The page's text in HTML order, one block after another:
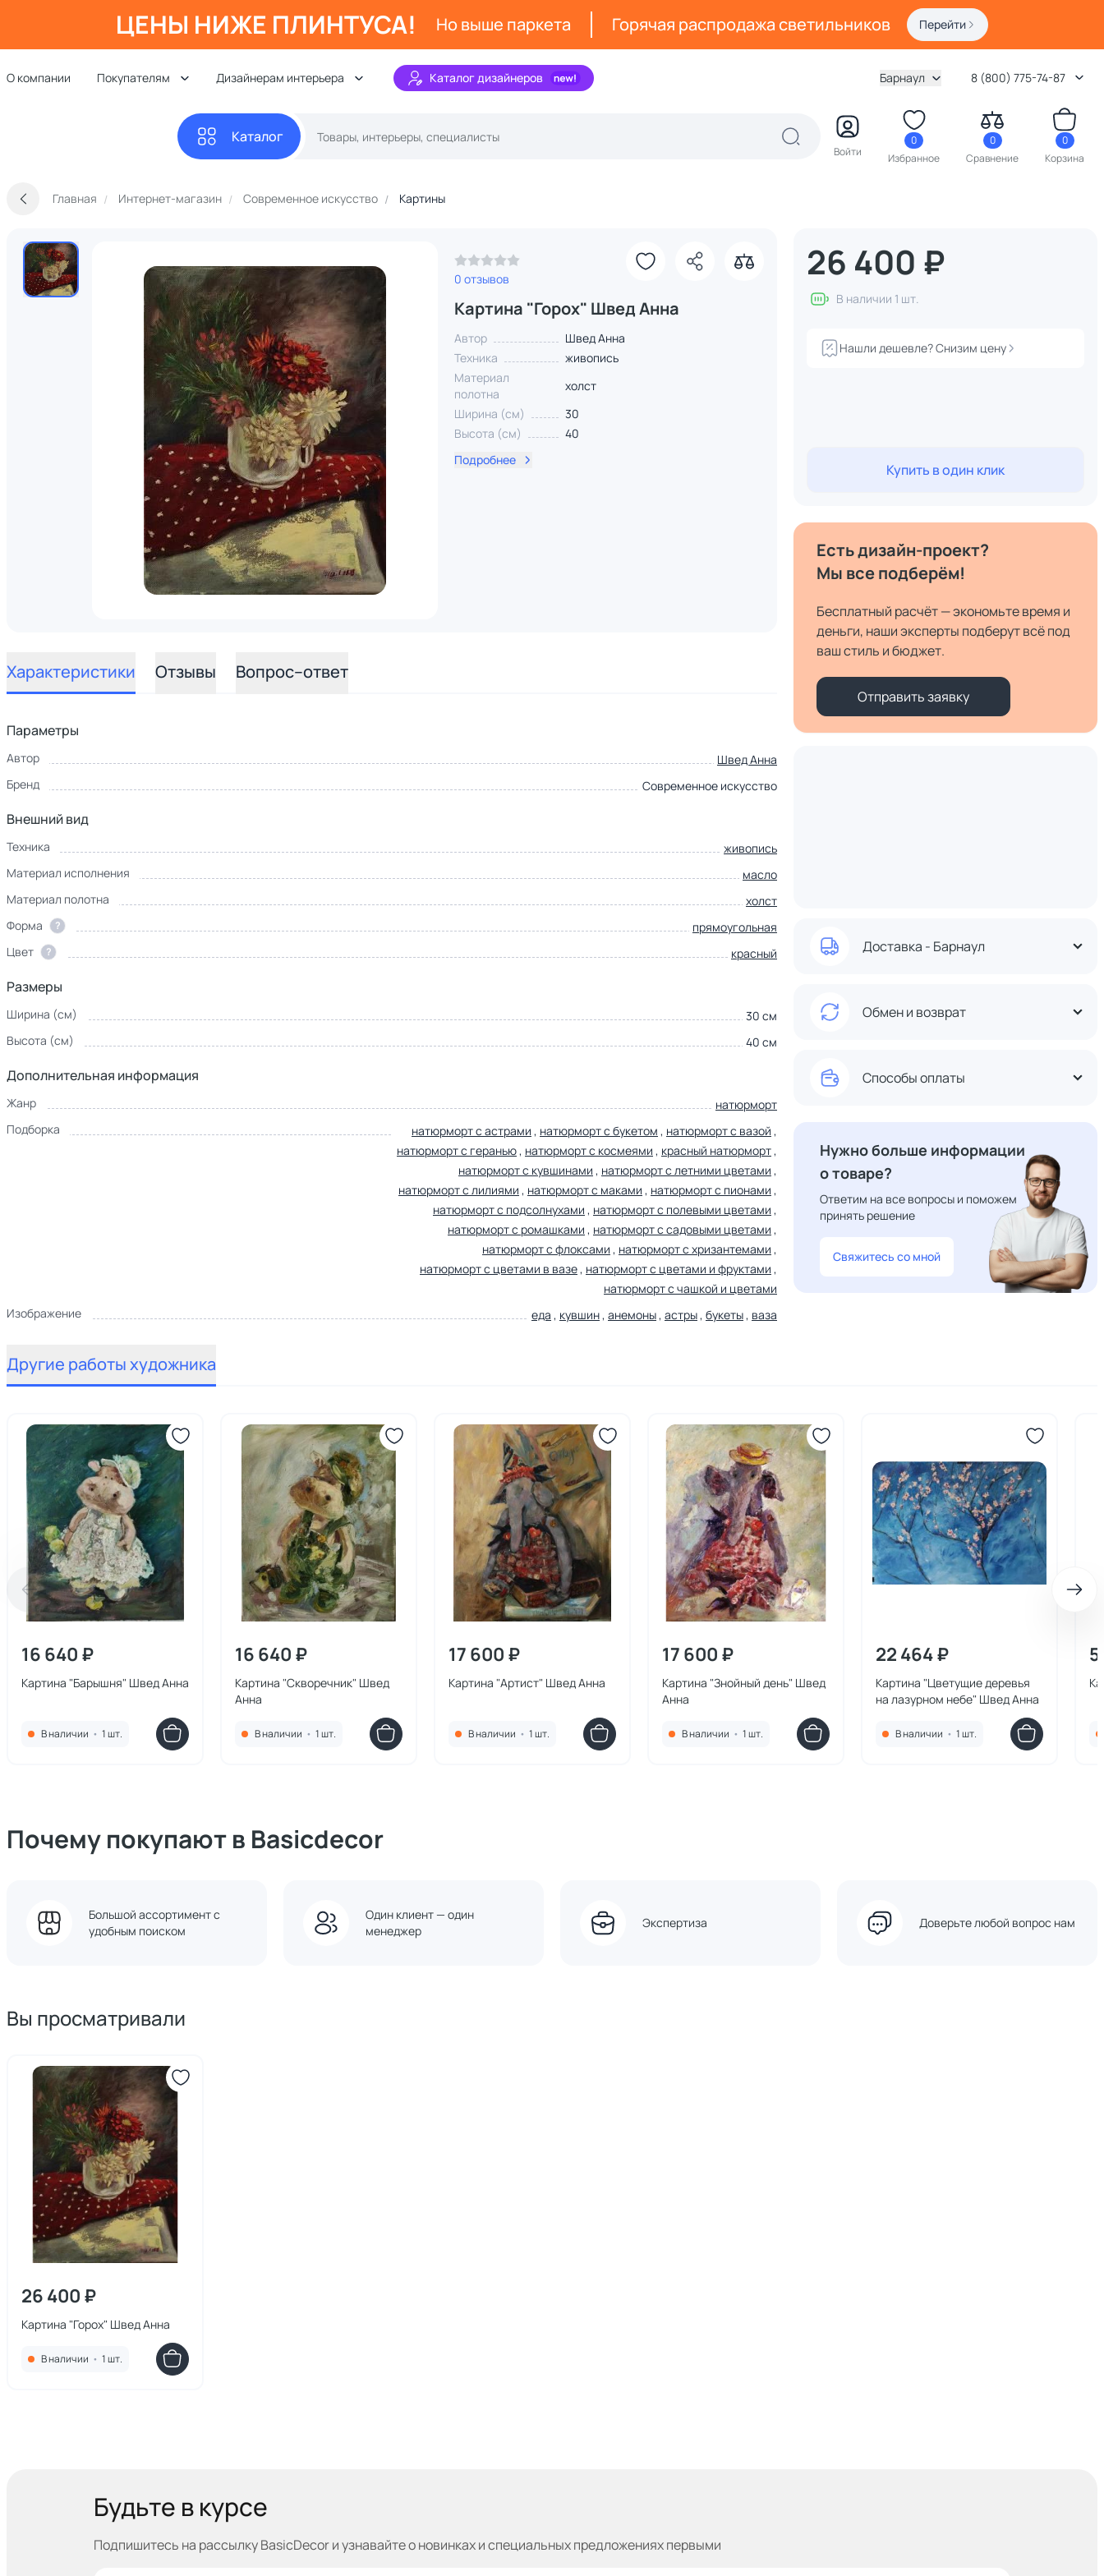
ЦЕНЫ НИЖЕ ПЛИНТУСА! Но выше паркета Горячая распродажа светильников Перейти
О компании Покупателям Дизайнерам интерьера Каталог дизайнеров Барнаул 8 (800) 775-74-87
Каталог
Войти
0
Избранное
0
Сравнение
0
Корзина
Главная Интернет-магазин Современное искусство Картины
0 отзывов
Картина "Горох" Швед Анна
Автор
Швед Анна
Техника
живопись
Материал
полотна
холст
Ширина (см)
30
Высота (см)
40
Подробнее
Характеристики Отзывы Вопрос–ответ
Параметры
Автор
Швед Анна
Бренд
Современное искусство
Внешний вид
Техника
живопись
Материал исполнения
масло
Материал полотна
холст
Форма
?
прямоугольная
Цвет
? красный
Размеры
Ширина (см)
30 см
Высота (см)
40 см
Дополнительная информация
Жанр
натюрморт
Подборка
натюрморт с астрами , натюрморт с букетом , натюрморт с вазой ,
натюрморт с геранью, натюрморт с космеями , красный натюрморт,
натюрморт с кувшинами , натюрморт с летними цветами ,
натюрморт с лилиями , натюрморт с маками , натюрморт с пионами ,
натюрморт с подсолнухами , натюрморт с полевыми цветами ,
натюрморт с ромашками , натюрморт с садовыми цветами ,
натюрморт с флоксами , натюрморт с хризантемами ,
натюрморт с цветами в вазе, натюрморт с цветами и фруктами ,
натюрморт с чашкой и цветами
Изображение
еда , кувшин, анемоны, астры, букеты, ваза
26 400 ₽
В наличии 1 шт.
Нашли дешевле? Снизим цену
Купить в один клик
Есть дизайн-проект?
Мы все подберём!
Бесплатный расчёт — экономьте время и
деньги, наши эксперты подберут всё под
ваш стиль и бюджет.
Отправить заявку
Доставка - Барнаул
Обмен и возврат
Способы оплаты
Нужно больше информации
о товаре?
Ответим на все вопросы и поможем
принять решение
Свяжитесь со мной
Другие работы художника
16 640 ₽
Картина "Барышня" Швед Анна
В наличии • 1 шт.
16 640 ₽
Картина "Скворечник" Швед
Анна
В наличии • 1 шт.
17 600 ₽
Картина "Артист" Швед Анна
В наличии • 1 шт.
17 600 ₽
Картина "Знойный день" Швед
Анна
В наличии • 1 шт.
22 464 ₽
Картина "Цветущие деревья
на лазурном небе" Швед Анна
В наличии • 1 шт.
Почему покупают в Basicdecor
Большой ассортимент с
удобным поиском
Один клиент — один
менеджер
Экспертиза Доверьте любой вопрос нам
Вы просматривали
26 400 ₽
Картина "Горох" Швед Анна
В наличии • 1 шт.
Будьте в курсе
Подпишитесь на рассылку BasicDecor и узнавайтео новинках и специальных предложениях первыми